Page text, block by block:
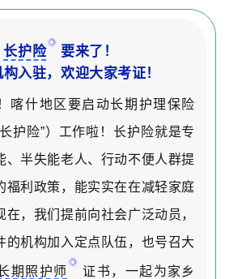
长护险
要来了！
入驻，欢迎大家考证！
喀什地区要启动长期护理保险
长护险”）工作啦！长护险就是专
、半失能老人、行动不便人群提
福利政策，能实实在在减轻家庭
在，我们提前向社会广泛动员，
的机构加入定点队伍，也号召大
期照护师
证书，一起为家乡